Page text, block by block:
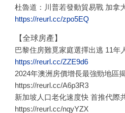
杜魯道：川普若發動貿易戰 加拿
https://reurl.cc/zpo5EQ
【全球房產】
巴黎住房難覓家庭選擇出逃 11年
https://reurl.cc/ZZE9d6
2024年澳洲房價增長最強勁地區
https://reurl.cc/A6p3R3
新加坡人口老化速度快 首推代際
https://reurl.cc/nqyYZX